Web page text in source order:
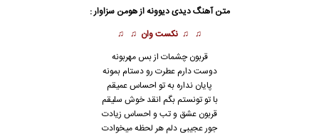
متن آهنگ دیدی دیوونه ازهومن سزاوار:
♫ ♫ نکست وان ♫ ♫
قربون چشمات از بس مهربونه
دوست دارم عطرت رو دستام بمونه
پایان نداره به تو احساس عمیقم
با تو تونستم بگم انقد خوش سلیقم
قربون عشق و تب و احساس زیادت
جور عجیبی دلم هر لحظه میخوادت